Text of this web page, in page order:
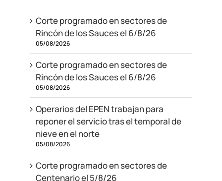
Corte programado en sectores de
Rincón de los Sauces el 6/8/26
05/08/2026
Corte programado en sectores de
Rincón de los Sauces el 6/8/26
05/08/2026
Operarios del EPEN trabajan para
reponer el servicio tras el temporal de
nieve en el norte
05/08/2026
Corte programado en sectores de
Centenario el 5/8/26